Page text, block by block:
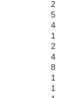
2
5
4
1
2
4
8
1
1